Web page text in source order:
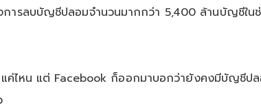
ารลบบัญชีปลอมจำนวนมากกว่า 5,400 ล้านบัญชีใน
ค่ไหน แต่ Facebook ก็ออกมาบอกว่ายังคงมีบัญชี